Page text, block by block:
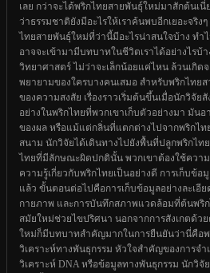
เลย กว่าจะได้พริกไทยสายพันธุ์ใหม่มาสักต้นเนี่
ว่าธรรมชาติยังมีอะไรให้เราค้นพบอีกเยอะจริ
ไทยสายพันธุ์ใหม่ที่ว่านี้มีอะไรน่าสนใจบ้าง ท
อาจจะเข้ามามีบทบาทในชีวิตเราได้อย่างไรบ้
วิทยาศาสตร์ ไม่ว่าจะเล็กน้อยแค่ไหน ล้วนเกิด
พยายามของใครบางคนเสมอ สำหรับพริกไทย
ของความสงสัย เรื่องราวเริ่มต้นขึ้นเมื่อนักวิจัย
อย่างในพริกไทยที่พวกเขาเก็บตัวอย่างมา มัน
ของผล หรือแม้แต่กลิ่นที่แตกต่างไปจากพริกไท
สนาม นักวิจัยได้เดินทางไปยังพื้นที่ปลูกพริกไท
ไทยที่มีลักษณะผิดปกตินั้น พวกเขาต้องใช้ควา
ความรู้เกี่ยวกับพริกไทยเป็นอย่างดี การเก็บข้อ
แล้ว ขั้นตอนต่อไปคือการเก็บข้อมูลอย่างละเอี
กายภาพ และการบันทึกสภาพแวดล้อมที่ต้นพริ
สมัยใหม่ช่วยไขปริศนา นอกจากการสังเกตด้ว
ใหม่ก็มีบทบาทสำคัญมากในการยืนยันว่านี่คือพ
วิเคราะห์ทางพันธุกรรม หัวใจสำคัญของการจ
วิเคราะห์ DNA หรือข้อมูลทางพันธุกรรม นักวิ